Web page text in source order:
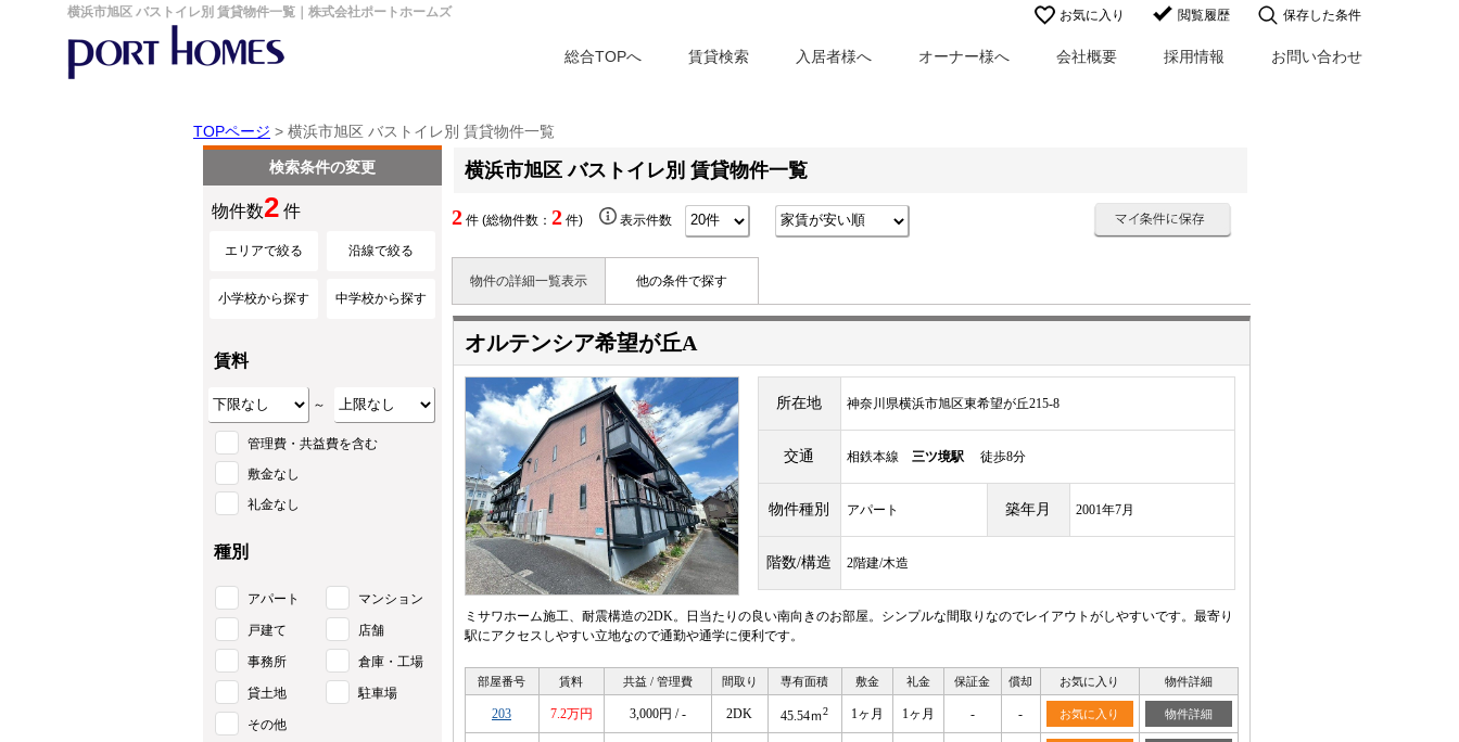
横浜市旭区 バストイレ別 賃貸物件一覧｜株式会社ポートホームズ お気に入り 閲覧履歴 保存した条件
総合TOPへ 賃貸検索 入居者様へ オーナー様へ 会社概要 採用情報 お問い合わせ
TOPページ > 横浜市旭区 バストイレ別 賃貸物件一覧
横浜市旭区 バストイレ別 賃貸物件一覧
2 件 (総物件数： 2 件) 表示件数
物件の詳細一覧表示 他の条件で探す
オルテンシア希望が丘A
所在地 神奈川県横浜市旭区東希望が丘215-8
交通 相鉄本線 三ツ境駅徒歩8分
物件種別 アパート 築年月 2001年7月
階数/構造 2階建/木造
ミサワホーム施工、耐震構造の2DK。日当たりの良い南向きのお部屋。シンプルな間取りなのでレイアウトがしやすいです。最寄り
駅にアクセスしやすい立地なので通勤や通学に便利です。
部屋番号 賃料 共益 / 管理費 間取り 専有面積 敷金 礼金 保証金 償却 お気に入り 物件詳細
203 7.2万円 3,000円 / - 2DK 45.54ｍ2 1ヶ月 1ヶ月 - - お気に入り 物件詳細
検索条件の変更
物件数2 件
エリアで絞る 沿線で絞る
小学校から探す 中学校から探す
賃料
～
管理費・共益費を含む
敷金なし
礼金なし
種別
アパート マンション
戸建て 店舗
事務所 倉庫・工場
貸土地 駐車場
その他